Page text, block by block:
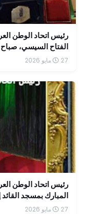
رئيس اتحاد الوطن
الفتاح السيسي، صباح
بمسجد الرحمن الرحيم
27 مايو 2026
رئيس اتحاد الوطن
المبارك بمسجد القائد
27 مايو 2026